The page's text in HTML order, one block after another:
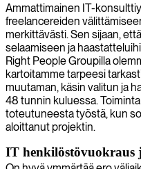
Ammattimainen IT-
freelancereiden
merkittävästi. Sen sijaan,
selaamiseen ja
Right People Groupilla
kartoitamme tarpeesi
muutaman, käsin valitun ja
48 tunnin kuluessa.
toteutuneesta työstä, kun
aloittanut projektin.
IT